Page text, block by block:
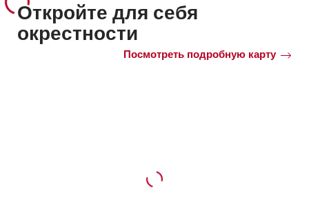
Откройте для себя
окрестности
Посмотреть подробную карту